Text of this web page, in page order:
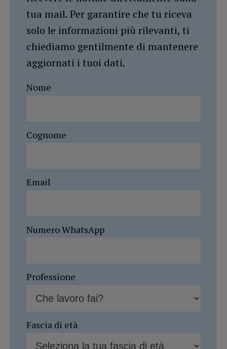
tua mail. Per garantire che tu riceva
solo le informazioni più rilevanti, ti
chiediamo gentilmente di mantenere
aggiornati i tuoi dati.
Nome
Cognome
Email
Numero WhatsApp
Professione
Fascia di età